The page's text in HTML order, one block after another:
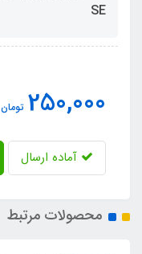
SE
250,000 تومان
آماده ارسال
محصولات مرتبط